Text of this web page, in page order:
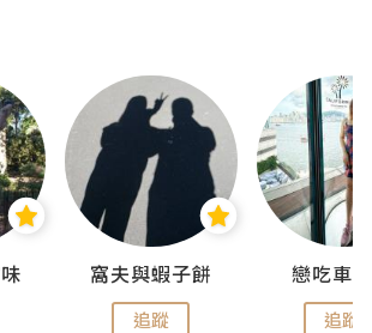
窩夫與蝦子餅
追蹤
戀吃車
追蹤